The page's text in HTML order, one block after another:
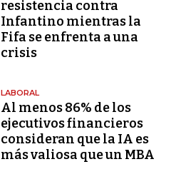
resistencia contra
Infantino mientras la
Fifa se enfrenta a una
crisis
LABORAL
Al menos 86% de los
ejecutivos financieros
consideran que la IA es
más valiosa que un MBA